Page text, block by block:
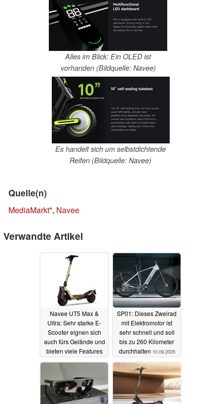
Alles im Blick: Ein OLED ist
vorhanden (Bildquelle: Navee)
Es handelt sich um selbstdichtende
Reifen (Bildquelle: Navee)
Quelle(n)
MediaMarkt , Navee
Verwandte Artikel
Navee UT5 Max &
Ultra: Sehr starke E-
Scooter eignen sich
auch fürs Gelände und
bieten viele Features
05.01.2026
SP01: Dieses Zweirad
mit Elektromotor ist
sehr schnell und soll
bis zu 260 Kilometer
durchhalten 10.09.2025